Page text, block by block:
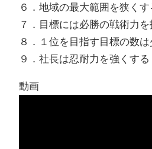
６．地域の最大範囲を狭くす
７．目標には必勝の戦術力を
８．１位を目指す目標の数
９．社長は忍耐力を強くする
動画